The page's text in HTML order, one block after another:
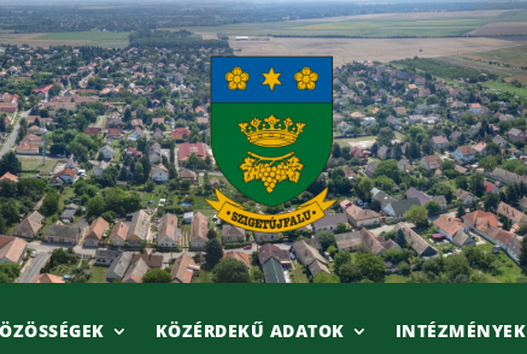
KÖZÉRDEKŰ ADATOK INTÉZMÉNYEK